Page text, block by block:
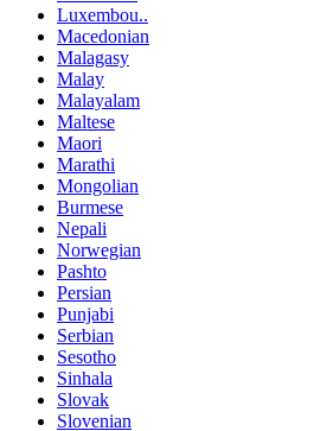
Luxembou..
Macedonian
Malagasy
Malay
Malayalam
Maltese
Maori
Marathi
Mongolian
Burmese
Nepali
Norwegian
Pashto
Persian
Punjabi
Serbian
Sesotho
Sinhala
Slovak
Slovenian